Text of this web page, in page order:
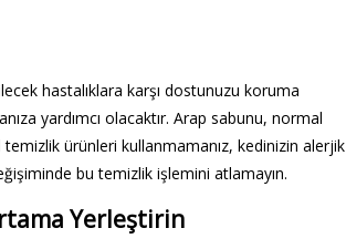
hastalıklara karşı dostunuzu koruma
yardımcı olacaktır. Arap sabunu, normal
temizlik ürünleri kullanmamanız, kedinizin alerjik
bu temizlik işlemini atlamayın.
Yerleştirin